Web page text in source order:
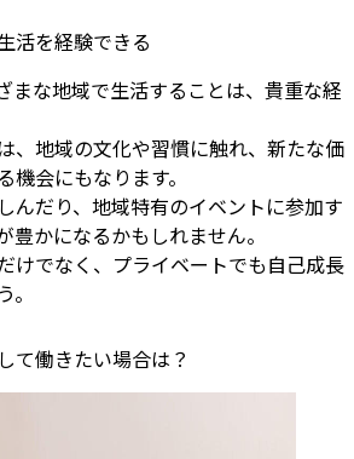
活を経験できる
まな地域で生活することは、貴重な経
、地域の文化や習慣に触れ、新たな価
会にもなります。
んだり、地域特有のイベントに参加す
豊かになるかもしれません。
けでなく、プライベートでも自己成長
て働きたい場合は？